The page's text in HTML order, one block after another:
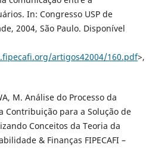
In: Congresso USP de
2004, São Paulo. Disponível
artigos42004/160.pdf>,
M. Análise do Processo da
Contribuição para a Solução de
Conceitos da Teoria da
& Finanças FIPECAFI –